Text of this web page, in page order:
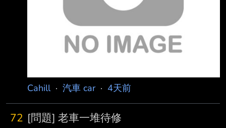
業素養且極度缺乏行車安全的觀念 新聞上經常
報導使用安全帶插銷魂斷街頭，悲劇時不時上演
卻還是有人不當一回事，便
Cahill· 汽車 car· 4天前
72 [問題] 老車一堆待修